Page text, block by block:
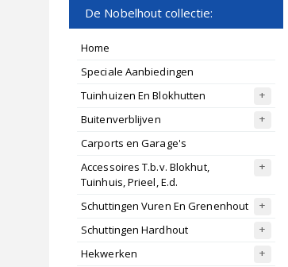
De Nobelhout collectie:
Home
Speciale Aanbiedingen
Tuinhuizen En Blokhutten
Buitenverblijven
Carports en Garage's
Accessoires T.b.v. Blokhut,
Tuinhuis, Prieel, E.d.
Schuttingen Vuren En Grenenhout
Schuttingen Hardhout
Hekwerken